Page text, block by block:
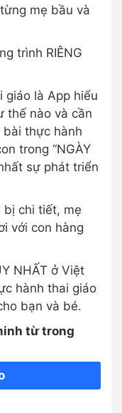
mẹ bầu và
trình RIÊNG
giáo là App hiểu
thế nào và cần
thực hành
trong “NGÀY
sự phát triển
bị chi tiết, mẹ
với con hàng
NHẤT ở Việt
hành thai giáo
bạn và bé.
từ trong